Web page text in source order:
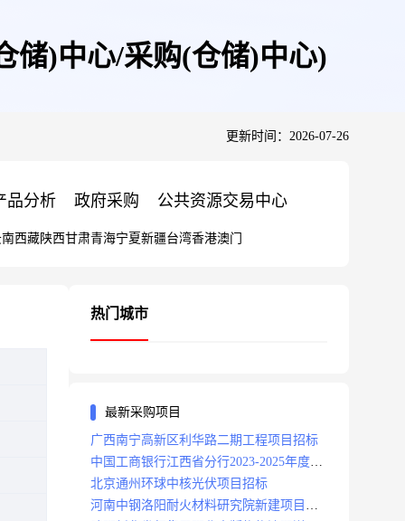
储)中心/采购(仓储)中心)
更新时间：2026-07-26
品分析 政府采购 公共资源交易中心
西藏陕西甘肃青海宁夏新疆台湾香港澳门
热门城市
最新采购项目
广西南宁高新区利华路二期工程项目招标
中国工商银行江西省分行2023-2025年度补
充医疗保险项目招标公告
北京通州环球中核光伏项目招标
河南中钢洛阳耐火材料研究院新建项目招